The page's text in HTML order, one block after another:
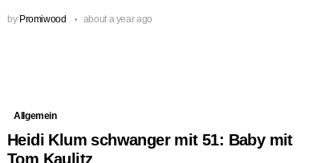
by Promiwood about a year ago
Allgemein
Heidi Klum schwanger mit 51: Baby mit
Tom Kaulitz